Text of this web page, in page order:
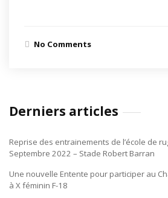
No Comments
Derniers articles
Reprise des entrainements de l’école de
Septembre 2022 – Stade Robert Barran
Une nouvelle Entente pour participer au
à X féminin F-18